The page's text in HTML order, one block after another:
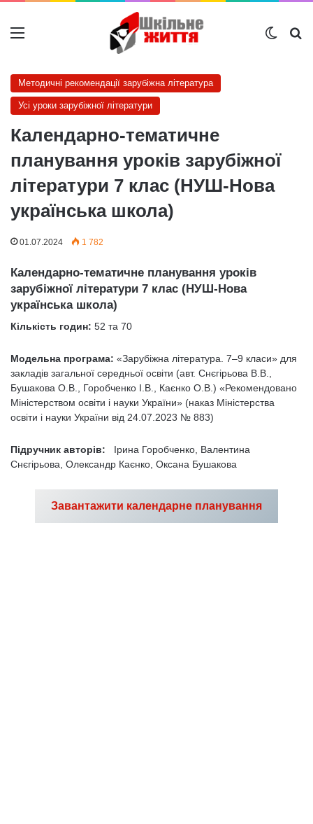
Меню
Методичні рекомендації зарубіжна література
Усі уроки зарубіжної літератури
Календарно-тематичне
планування уроків зарубіжної
літератури 7 клас (НУШ-Нова
українська школа)
01.07.2024 1 782
Календарно-тематичне планування уроків
зарубіжної літератури 7 клас (НУШ-Нова
українська школа)
Кількість годин: 52 та 70
Модельна програма: «Зарубіжна література. 7–9 класи» для
закладів загальної середньої освіти (авт. Снєгірьова В.В.,
Бушакова О.В., Горобченко І.В., Каєнко О.В.) «Рекомендовано
Міністерством освіти і науки України» (наказ Міністерства
освіти і науки України від 24.07.2023 № 883)
Підручник авторів:
Ірина Горобченко, Валентина
Снєгірьова, Олександр Каєнко, Оксана Бушакова
Завантажити календарне планування